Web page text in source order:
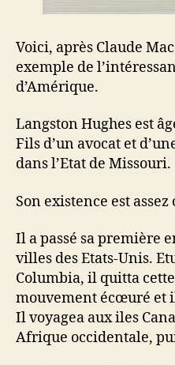
Voici, après Claude
exemple de
d’Amérique.
Langston Hughes est
Fils d’un avocat et
dans l’Etat de Missouri.
Son existence est assez
Il a passé sa première
villes des Etats-Unis.
Columbia, il quitta
mouvement écœuré et
Il voyagea aux iles
Afrique occidentale,